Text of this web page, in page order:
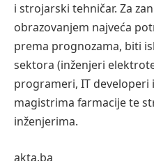
i strojarski tehničar. Za
obrazovanjem najveća
prema prognozama, biti
sektora (inženjeri
programeri, IT developeri
magistrima farmacije te
inženjerima.
akta.ba